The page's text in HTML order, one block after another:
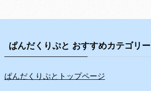
ぱんだくりぷと おすすめカテゴリー
ぱんだくりぷとトップページ